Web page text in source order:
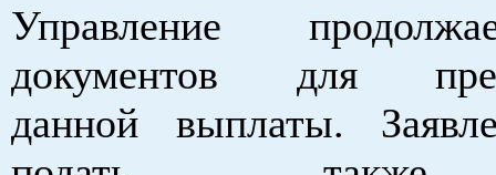
Управление
документов для
данной выплаты.